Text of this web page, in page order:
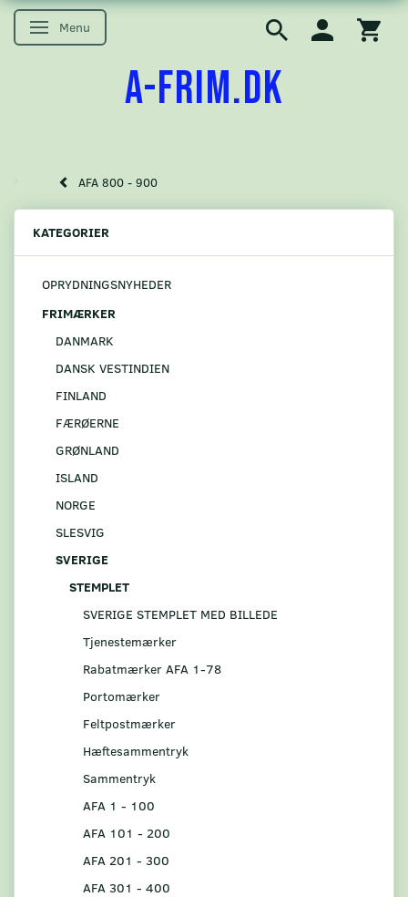
Skifte navigation
Menu
A-FRIM.DK
AFA 800 - 900
KATEGORIER
OPRYDNINGSNYHEDER
FRIMÆRKER
DANMARK
DANSK VESTINDIEN
FINLAND
FÆRØERNE
GRØNLAND
ISLAND
NORGE
SLESVIG
SVERIGE
STEMPLET
SVERIGE STEMPLET MED BILLEDE
Tjenestemærker
Rabatmærker AFA 1-78
Portomærker
Feltpostmærker
Hæftesammentryk
Sammentryk
AFA 1 - 100
AFA 101 - 200
AFA 201 - 300
AFA 301 - 400